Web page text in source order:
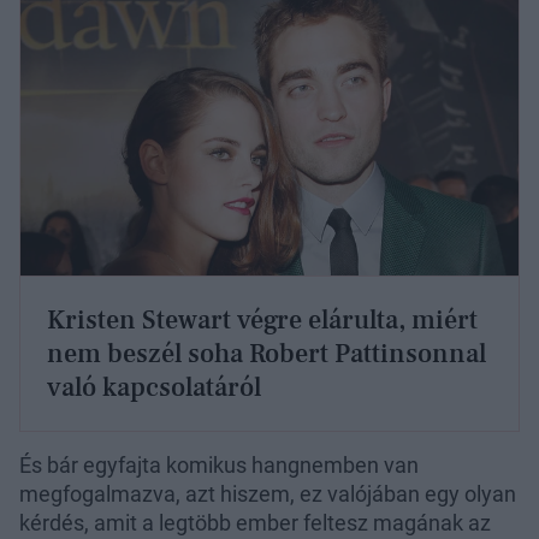
Kristen Stewart végre elárulta, miért
nem beszél soha Robert Pattinsonnal
való kapcsolatáról
És bár egyfajta komikus hangnemben van
megfogalmazva, azt hiszem, ez valójában egy olyan
kérdés, amit a legtöbb ember feltesz magának az